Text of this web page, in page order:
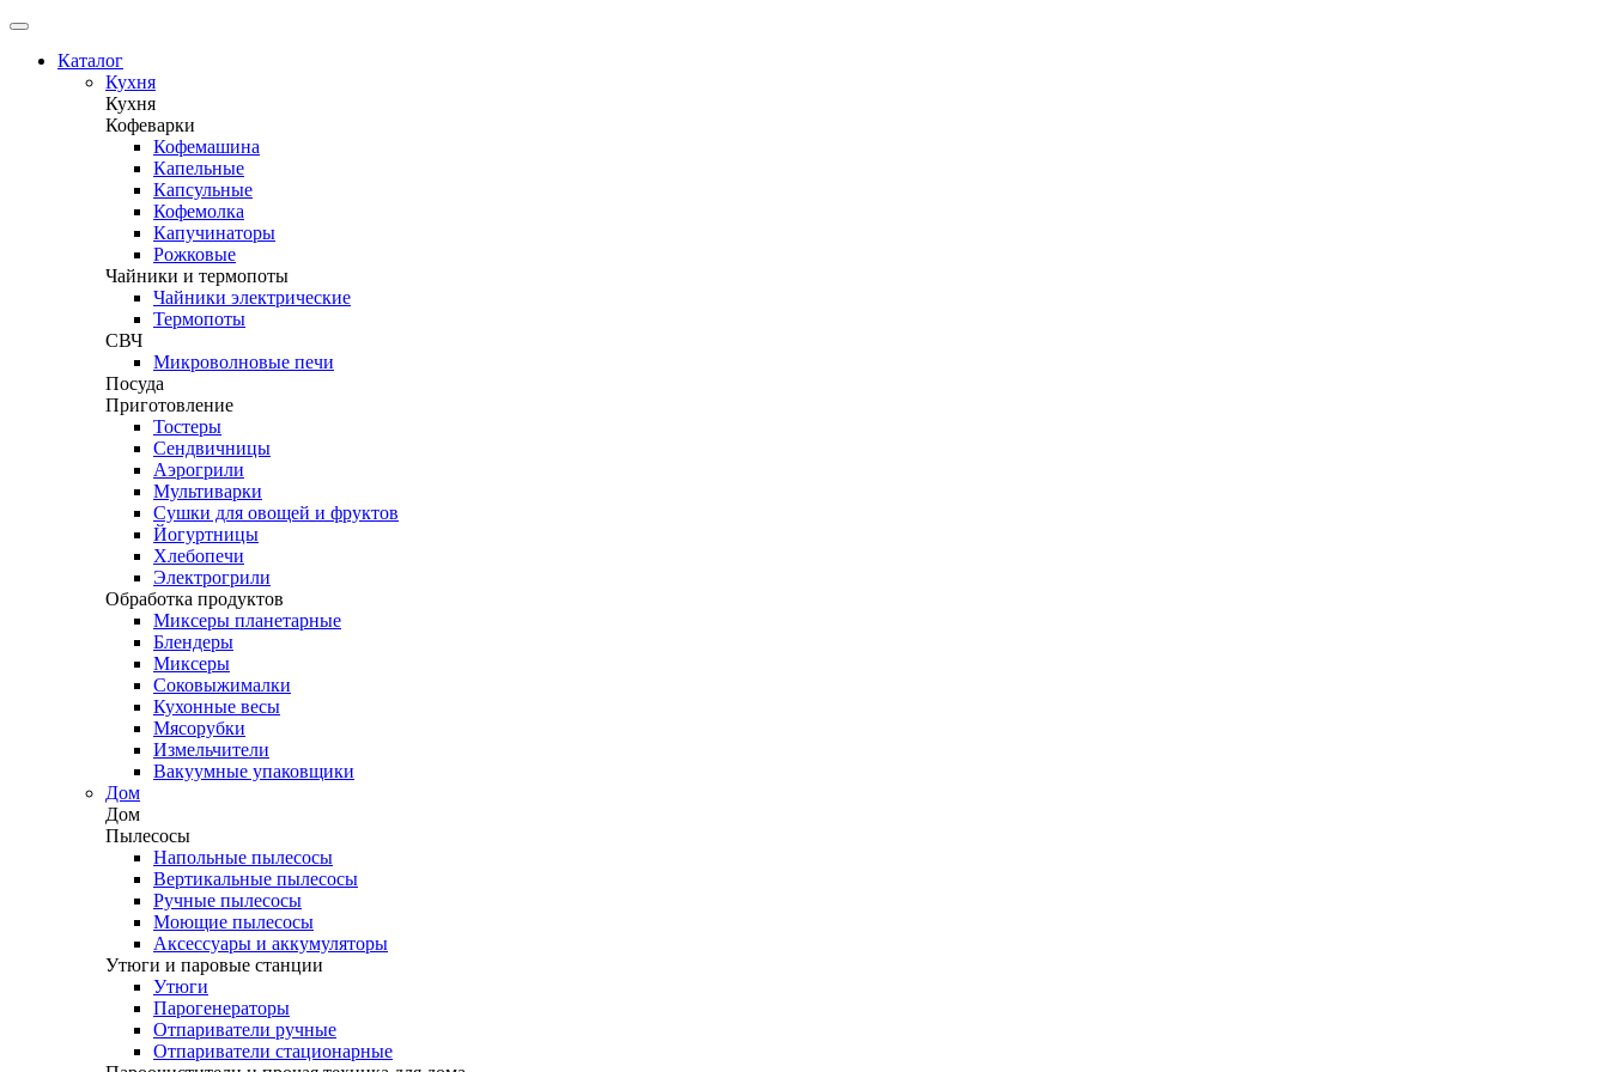
Каталог
Кухня
Кухня
Кофеварки
Кофемашина
Капельные
Капсульные
Кофемолка
Капучинаторы
Рожковые
Чайники и термопоты
Чайники электрические
Термопоты
СВЧ
Микроволновые печи
Посуда
Приготовление
Тостеры
Сендвичницы
Аэрогрили
Мультиварки
Сушки для овощей и фруктов
Йогуртницы
Хлебопечи
Электрогрили
Обработка продуктов
Миксеры планетарные
Блендеры
Миксеры
Соковыжималки
Кухонные весы
Мясорубки
Измельчители
Вакуумные упаковщики
Дом
Дом
Пылесосы
Напольные пылесосы
Вертикальные пылесосы
Ручные пылесосы
Моющие пылесосы
Аксессуары и аккумуляторы
Утюги и паровые станции
Утюги
Парогенераторы
Отпариватели ручные
Отпариватели стационарные